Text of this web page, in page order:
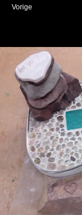
Vorige